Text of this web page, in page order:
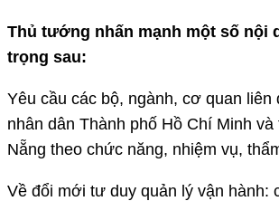
Thủ tướng nhấn mạnh một số nội
trọng sau:
Yêu cầu các bộ, ngành, cơ quan liên
nhân dân Thành phố Hồ Chí Minh
Nẵng theo chức năng, nhiệm vụ,
Về đổi mới tư duy quản lý vận hành: